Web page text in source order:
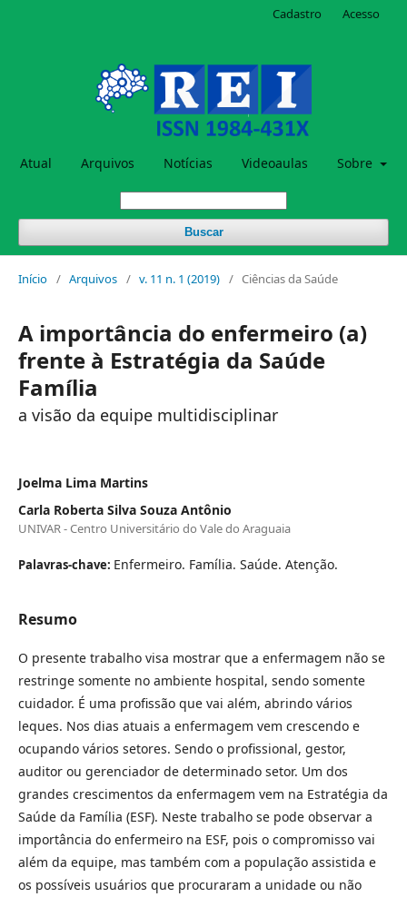
Atual Arquivos Notícias Videoaulas Sobre
Buscar
Cadastro Acesso
Início / Arquivos / v. 11 n. 1 (2019) / Ciências da Saúde
A importância do enfermeiro (a)
frente à Estratégia da Saúde
Família
a visão da equipe multidisciplinar
Joelma Lima Martins
Carla Roberta Silva Souza Antônio
UNIVAR - Centro Universitário do Vale do Araguaia
Palavras-chave: Enfermeiro. Família. Saúde. Atenção.
Resumo
O presente trabalho visa mostrar que a enfermagem não se
restringe somente no ambiente hospital, sendo somente
cuidador. É uma profissão que vai além, abrindo vários
leques. Nos dias atuais a enfermagem vem crescendo e
ocupando vários setores. Sendo o profissional, gestor,
auditor ou gerenciador de determinado setor. Um dos
grandes crescimentos da enfermagem vem na Estratégia da
Saúde da Família (ESF). Neste trabalho se pode observar a
importância do enfermeiro na ESF, pois o compromisso vai
além da equipe, mas também com a população assistida e
os possíveis usuários que procuraram a unidade ou não